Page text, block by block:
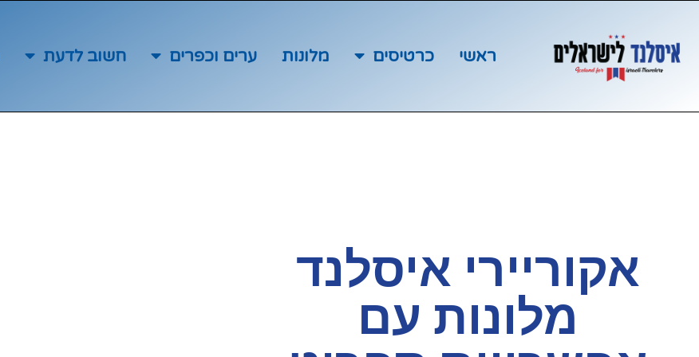
ראשי כרטיסים מלונות ערים וכפרים חשוב לדעת
אקוריירי איסלנד
מלונות עם